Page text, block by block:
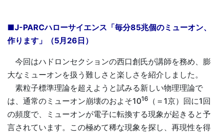
■J-PARCハローサイエンス「毎分85兆個のミューオン、
作ります」（5月26日）
今回はハドロンセクションの西口創氏が講師を務め、膨
大なミューオンを扱う難しさと楽しさを紹介しました。
素粒子標準理論を超えようと試みる新しい物理理論で
は、通常のミューオン崩壊のおよそ1016
（＝1京）回に1回
の頻度で、ミューオンが電子に転換する現象が起きると予
言されています。この極めて稀な現象を探し、再現性を得